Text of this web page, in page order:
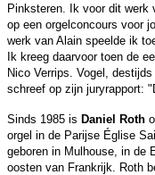
Pinksteren. Ik voor dit werk
op een orgelconcours voor
werk van Alain speelde ik
Ik kreeg daarvoor toen de
Nico Verrips. Vogel,
schreef op zijn juryrapport:
Sinds 1985 is Daniel Roth
orgel in de Parijse Église
geboren in Mulhouse, in de
oosten van Frankrijk. Roth